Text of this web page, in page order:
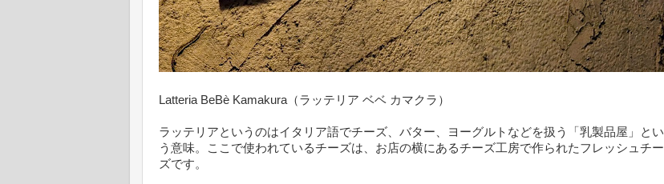
Latteria BeBè Kamakura（ラッテリア ベベ カマクラ）
ラッテリアというのはイタリア語でチーズ、バター、ヨーグルトなどを扱う「乳製品屋」とい
う意味。ここで使われているチーズは、お店の横にあるチーズ工房で作られたフレッシュチー
ズです。